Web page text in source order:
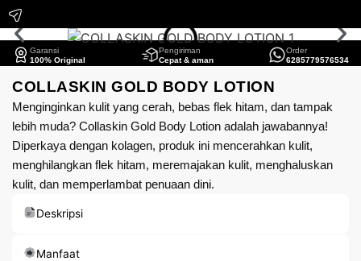
Garansi
100% Original
Pengiriman
Cepat & aman
Order
6285779576534
COLLASKIN GOLD BODY LOTION
Menginginkan kulit yang cerah, bebas flek hitam, dan tampak
lebih muda? Collaskin Gold Body Lotion adalah jawabannya!
Diperkaya dengan kolagen, produk ini mencerahkan kulit,
menghilangkan flek hitam, meremajakan kulit, menghaluskan
kulit, dan memperlambat penuaan dini.
Deskripsi
Manfaat